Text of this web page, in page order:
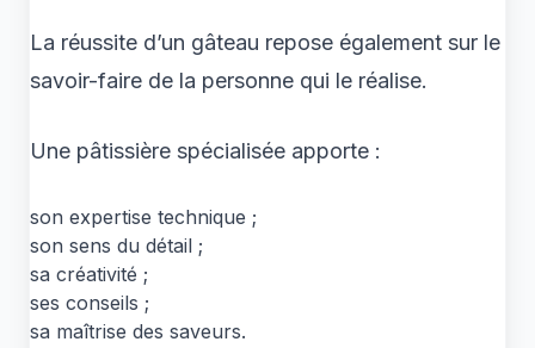
La réussite d’un gâteau repose également sur le
savoir-faire de la personne qui le réalise.
Une pâtissière spécialisée apporte :
son expertise technique ;
son sens du détail ;
sa créativité ;
ses conseils ;
sa maîtrise des saveurs.